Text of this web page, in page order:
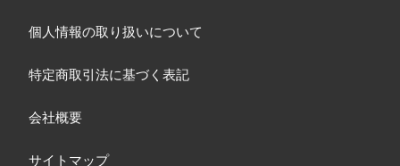
個人情報の取り扱いについて
特定商取引法に基づく表記
会社概要
サイトマップ